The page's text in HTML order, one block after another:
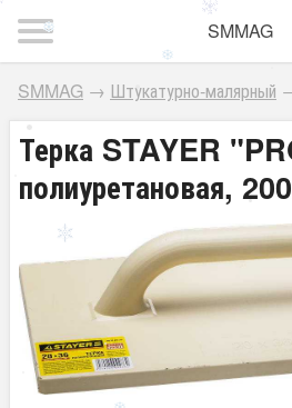
SMMAG
SMMAG → Штукатурно-малярный
Терка STAYER
полиуретановая,